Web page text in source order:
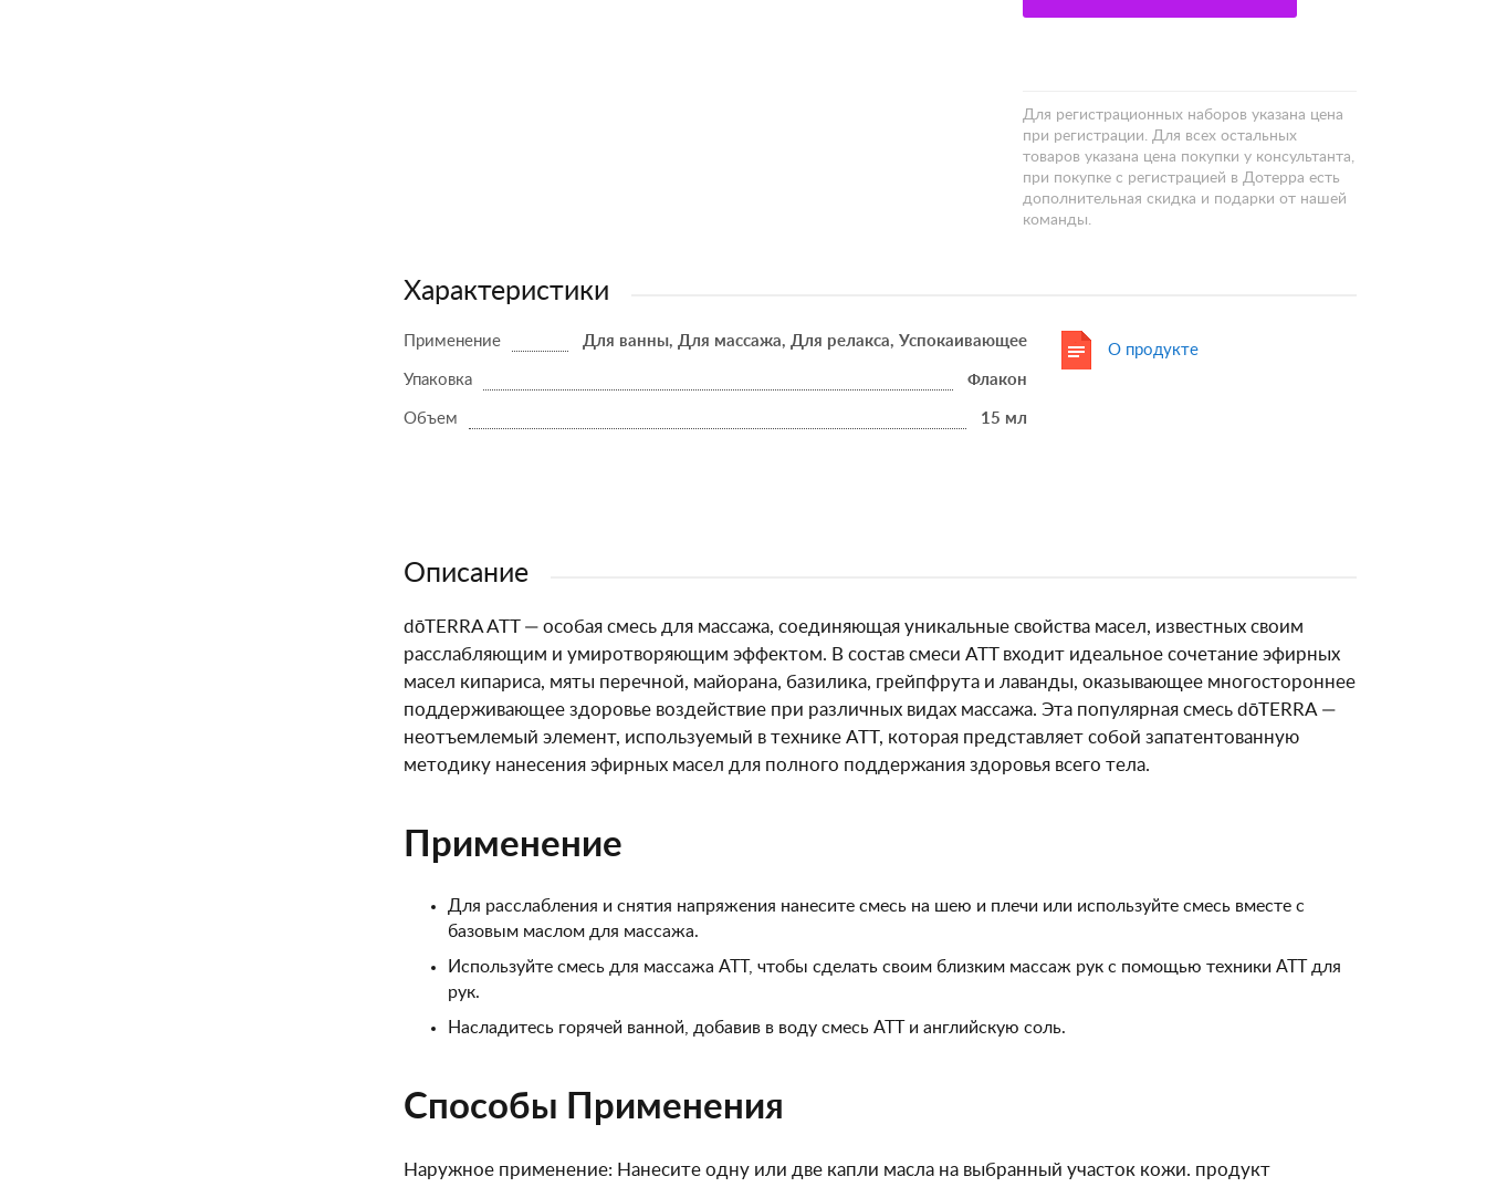
Для регистрационных наборов указана цена
при регистрации. Для всех остальных
товаров указана цена покупки у консультанта,
при покупке с регистрацией в Дотерра есть
дополнительная скидка и подарки от нашей
команды.
Характеристики
Применение Для ванны, Для массажа, Для релакса, Успокаивающее
Упаковка Флакон
Объем 15 мл
О продукте
Описание
dōTERRA ATT — особая смесь для массажа, соединяющая уникальные свойства масел, известных своим
расслабляющим и умиротворяющим эффектом. В состав смеси ATT входит идеальное сочетание эфирных
масел кипариса, мяты перечной, майорана, базилика, грейпфрута и лаванды, оказывающее многостороннее
поддерживающее здоровье воздействие при различных видах массажа. Эта популярная смесь dōTERRA —
неотъемлемый элемент, используемый в технике ATT, которая представляет собой запатентованную
методику нанесения эфирных масел для полного поддержания здоровья всего тела.
Применение
Для расслабления и снятия напряжения нанесите смесь на шею и плечи или используйте смесь вместе с
базовым маслом для массажа.
Используйте смесь для массажа ATT, чтобы сделать своим близким массаж рук с помощью техники ATT для
рук.
Насладитесь горячей ванной, добавив в воду смесь ATT и английскую соль.
Способы Применения
Наружное применение: Нанесите одну или две капли масла на выбранный участок кожи. продукт